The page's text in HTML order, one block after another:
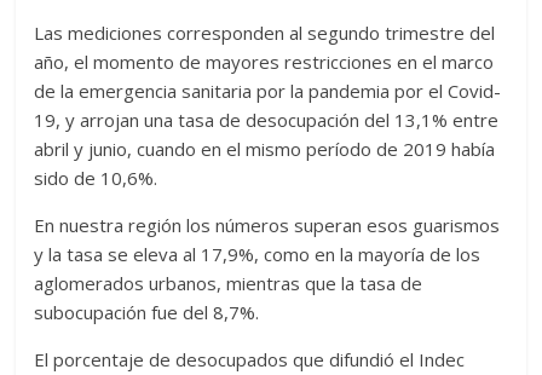
Las mediciones corresponden al segundo trimestre del
año, el momento de mayores restricciones en el marco
de la emergencia sanitaria por la pandemia por el Covid-
19, y arrojan una tasa de desocupación del 13,1% entre
abril y junio, cuando en el mismo período de 2019 había
sido de 10,6%.
En nuestra región los números superan esos guarismos
y la tasa se eleva al 17,9%, como en la mayoría de los
aglomerados urbanos, mientras que la tasa de
subocupación fue del 8,7%.
El porcentaje de desocupados que difundió el Indec